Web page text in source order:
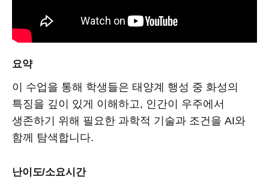
요약
이 수업을 통해 학생들은 태양계 행성 중 화성의
특징을 깊이 있게 이해하고, 인간이 우주에서
생존하기 위해 필요한 과학적 기술과 조건을 AI와
함께 탐색합니다.
난이도/소요시간